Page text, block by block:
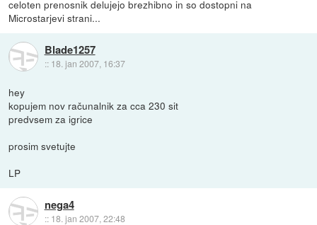
celoten prenosnik delujejo brezhibno in so dostopni na
Microstarjevi strani...
Blade1257
:: 18. jan 2007, 16:37
hey
kopujem nov računalnik za cca 230 sit
predvsem za igrice
prosim svetujte
LP
nega4
:: 18. jan 2007, 22:48